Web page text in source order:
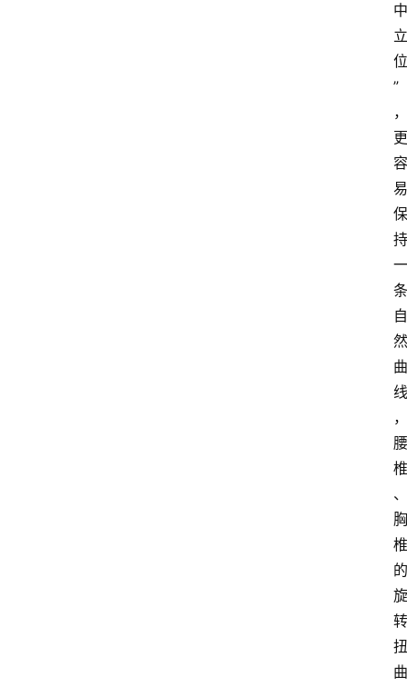
中
立
位
”
，
更
容
易
保
持
一
条
自
然
曲
线
，
腰
椎
、
胸
椎
的
旋
转
扭
曲